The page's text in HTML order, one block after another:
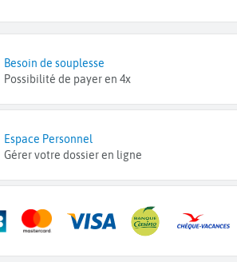
Besoin de souplesse
Possibilité de payer en 4x
Espace Personnel
Gérer votre dossier en ligne